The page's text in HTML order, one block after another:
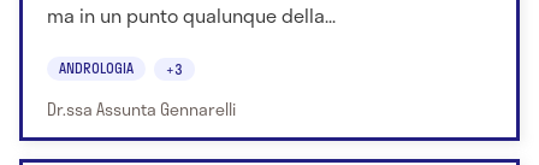
ma in un punto qualunque della...
ANDROLOGIA +3
Dr.ssa Assunta Gennarelli